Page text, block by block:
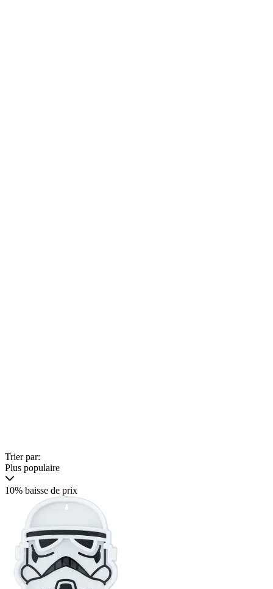
Trier par:
Plus populaire
10% baisse de prix